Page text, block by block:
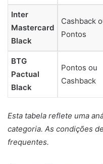
Inter
Mastercard
Black
Cashback
Pontos
BTG
Pactual
Black
Pontos ou
Cashback
Esta tabela reflete uma
categoria. As condições
frequentes.